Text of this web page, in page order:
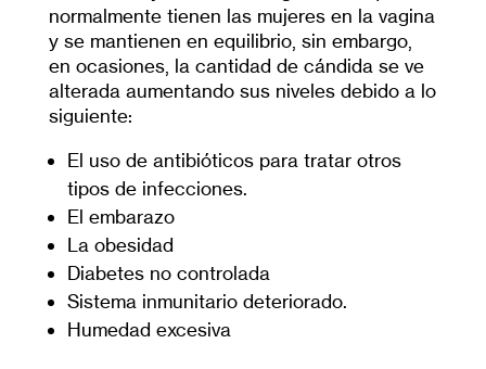
normalmente tienen las mujeres en la vagina
y se mantienen en equilibrio, sin embargo,
en ocasiones, la cantidad de cándida se ve
alterada aumentando sus niveles debido a lo
siguiente:
El uso de antibióticos para tratar otros
tipos de infecciones.
El embarazo
La obesidad
Diabetes no controlada
Sistema inmunitario deteriorado.
Humedad excesiva